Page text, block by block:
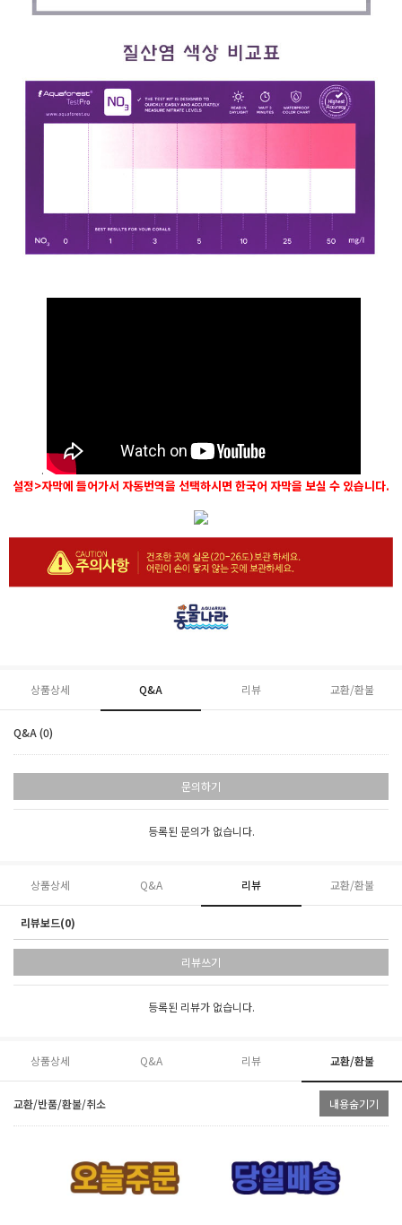
.
설정>자막에 들어가서 자동번역을 선택하시면 한국어 자막을 보실 수 있습니다.
상품상세 Q&A 리뷰 교환/환불
Q&A (0)
문의하기
등록된 문의가 없습니다.
상품상세 Q&A 리뷰 교환/환불
리뷰보드(0)
리뷰쓰기
등록된 리뷰가 없습니다.
상품상세 Q&A 리뷰 교환/환불
교환/반품/환불/취소 내용숨기기